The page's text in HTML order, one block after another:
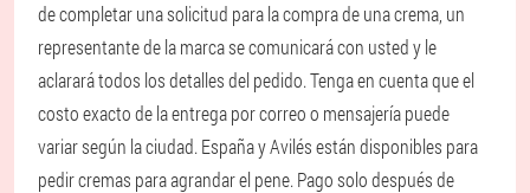
de completar una solicitud para la compra de una crema, un
representante de la marca se comunicará con usted y le
aclarará todos los detalles del pedido. Tenga en cuenta que el
costo exacto de la entrega por correo o mensajería puede
variar según la ciudad. España y Avilés están disponibles para
pedir cremas para agrandar el pene. Pago solo después de